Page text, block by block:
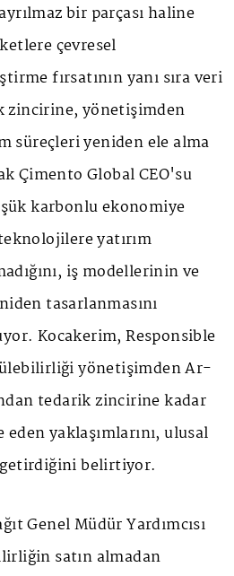
bir parçası haline
çevresel
fırsatının yanı sıra veri
yönetişimden
süreçleri yeniden ele alma
Çimento Global CEO'su
karbonlu ekonomiye
yatırım
iş modellerinin ve
tasarlanmasını
Kocakerim, Responsible
yönetişimden Ar-
tedarik zincirine kadar
yaklaşımlarını, ulusal
belirtiyor.
Genel Müdür Yardımcısı
satın almadan